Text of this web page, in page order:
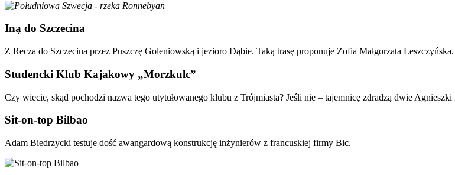
Iną do Szczecina
Z Recza do Szczecina przez Puszczę Goleniowską i jezioro Dąbie. Taką trasę proponuje Zofia Małgorzata Leszczyńska.
Studencki Klub Kajakowy „Morzkulc”
Czy wiecie, skąd pochodzi nazwa tego utytułowanego klubu z Trójmiasta? Jeśli nie – tajemnicę zdradzą dwie Agnieszki
Sit-on-top Bilbao
Adam Biedrzycki testuje dość awangardową konstrukcję inżynierów z francuskiej firmy Bic.